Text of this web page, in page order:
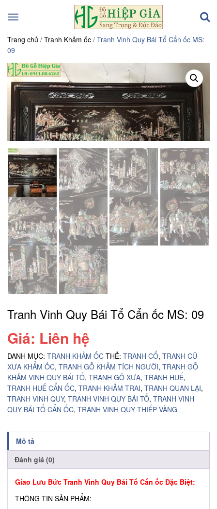
Toggle
Trang chủ / Tranh Khảm ốc / Tranh Vinh Quy Bái Tổ Cẩn ốc MS:
09
Tranh Vinh Quy Bái Tổ Cẩn ốc MS: 09
Giá: Liên hệ
DANH MỤC: TRANH KHẢM ỐC THẺ: TRANH CỔ, TRANH CŨ
XƯA KHẨM ỐC, TRANH GỖ KHẢM TÍCH NGƯỜI, TRANH GỖ
KHẢM VINH QUY BÁI TỔ, TRANH GỖ XƯA, TRANH HUẾ,
TRANH HUẾ CẨN ỐC, TRANH KHẢM TRAI, TRANH QUAN LẠI,
TRANH VINH QUY, TRANH VINH QUY BÁI TỔ, TRANH VINH
QUY BÁI TỔ CẨN ỐC, TRANH VINH QUY THIẾP VÀNG
Mô tả
Đánh giá (0)
Giao Lưu Bức Tranh Vinh Quy Bái Tổ Cẩn ốc Đặc Biệt:
THÔNG TIN SẢN PHẨM: